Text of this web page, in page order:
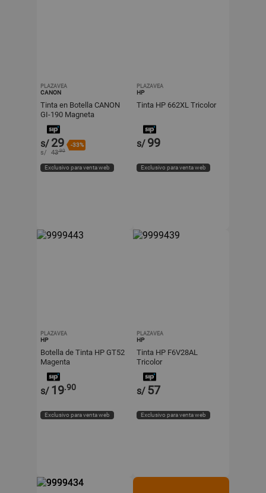
PLAZAVEA
CANON
Tinta en Botella CANON
GI-190 Magneta
s/ 29 -33%
s/ 43.90
Exclusivo para venta web
PLAZAVEA
HP
Tinta HP 662XL Tricolor
s/ 99
Exclusivo para venta web
PLAZAVEA
HP
Botella de Tinta HP GT52
Magenta
s/ 19.90
Exclusivo para venta web
PLAZAVEA
HP
Tinta HP F6V28AL
Tricolor
s/ 57
Exclusivo para venta web